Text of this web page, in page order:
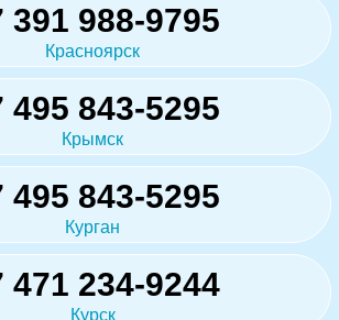
391 988-9795
Красноярск
495 843-5295
Крымск
495 843-5295
Курган
471 234-9244
Курск